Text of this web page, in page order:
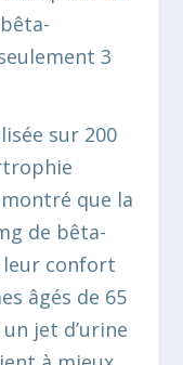
3
sur 200
que la
de bêta-
confort
âgés de 65
jet d’urine